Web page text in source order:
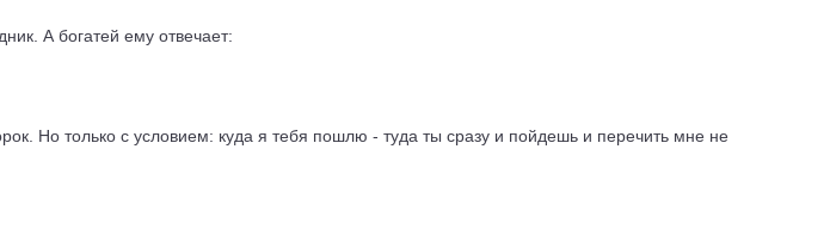
А богатей ему отвечает:
Но только с условием: куда я тебя пошлю - туда ты сразу и пойдешь и перечить мне не